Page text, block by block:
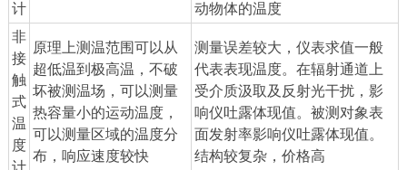
计
动物体的温度
非
接
触
式
温
度
计
原理上测温范围可以从
超低温到极高温，不破
坏被测温场，可以测量
热容量小的运动温度，
可以测量区域的温度分
布，响应速度较快
测量误差较大，仪表求值一般
代表表现温度。在辐射通道上
受介质汲取及反射光干扰，影
响仪吐露体现值。被测对象表
面发射率影响仪吐露体现值。
结构较复杂，价格高